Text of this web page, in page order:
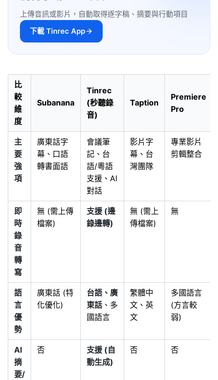
上傳音訊或影片，自動取得逐字稿、摘要與行動項目
下載 Tinrec App
比
較
維
度
Subanana
Tinrec
(秒聽錄
音)
Taption
Premiere
Pro
主
要
強
項
廣東話字
幕、口語
轉書面語
會議筆
記、台
語/粵語
支援、AI
對話
影片字
幕、台
灣團隊
專業影片
剪輯整合
即
時
錄
音
轉
寫
無 (需上傳
檔案)
支援 (邊
錄邊轉)
無 (需上
傳檔案)
無
語
言
優
勢
廣東話 (特
化優化)
台語、廣
東話 、多
國語言
繁體中
文、英
文
多國語言
(方言較
弱)
AI
摘
要/
否
支援 (自
動生成)
否 否